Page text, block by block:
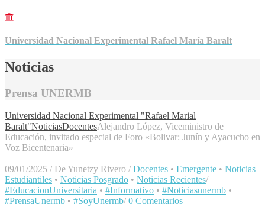
Universidad Nacional Experimental Rafael María Baralt
Noticias
Prensa UNERMB
Universidad Nacional Experimental "Rafael Marial
Baralt"NoticiasDocentesAlejandro López, Viceministro de
Educación, invitado especial de Foro «Bolivar: Junín y Ayacucho en
Voz Bicentenaria»
09/01/2025 / De Yunetzy Rivero / Docentes • Emergente • Noticias
Estudiantiles • Noticias Posgrado • Noticias Recientes/
#EducacionUniversitaria • #Informativo • #Noticiasunermb •
#PrensaUnermb • #SoyUnermb/ 0 Comentarios